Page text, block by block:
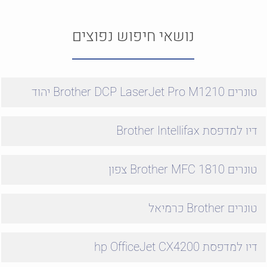
נושאי חיפוש נפוצים
טונרים Brother DCP LaserJet Pro M1210 יהוד
דיו למדפסת Brother Intellifax
טונרים Brother MFC 1810 צפון
טונרים Brother כרמיאל
דיו למדפסת hp OfficeJet CX4200